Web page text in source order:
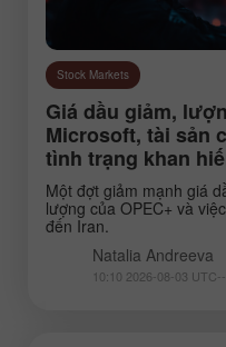
Stock Markets
Giá dầu giảm,
Microsoft, tài sản
tình trạng khan
Một đợt giảm mạnh giá
lượng của OPEC+ và
đến Iran.
Natalia Andreeva
10:10 2026-08-03